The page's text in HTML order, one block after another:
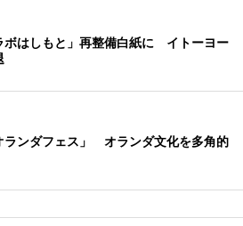
ボはしもと」再整備白紙に イトーヨー
ランダフェス」 オランダ文化を多角的